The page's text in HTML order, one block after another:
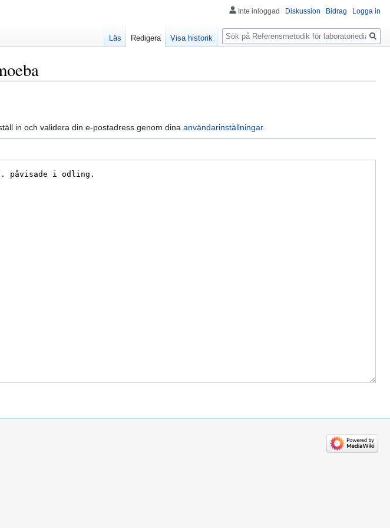
in och validera din e-postadress genom dina användarinställningar.
Inte inloggad Diskussion Bidrag Logga in
Läs Redigera Visa historik
Sök